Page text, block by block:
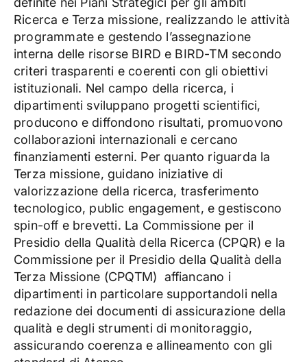
Ricerca e Terza missione, realizzando le attività
programmate e gestendo l’assegnazione
interna delle risorse BIRD e BIRD-TM secondo
criteri trasparenti e coerenti con gli obiettivi
istituzionali. Nel campo della ricerca, i
dipartimenti sviluppano progetti scientifici,
producono e diffondono risultati, promuovono
collaborazioni internazionali e cercano
finanziamenti esterni. Per quanto riguarda la
Terza missione, guidano iniziative di
valorizzazione della ricerca, trasferimento
tecnologico, public engagement, e gestiscono
spin-off e brevetti. La Commissione per il
Presidio della Qualità della Ricerca (CPQR) e la
Commissione per il Presidio della Qualità della
Terza Missione (CPQTM) affiancano i
dipartimenti in particolare supportandoli nella
redazione dei documenti di assicurazione della
qualità e degli strumenti di monitoraggio,
assicurando coerenza e allineamento con gli